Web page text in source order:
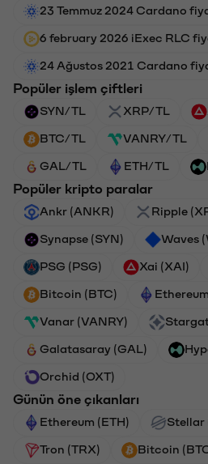
23 Temmuz 2024 Cardano
6 february 2026 iExec RLC
24 Ağustos 2021 Cardano
Popüler işlem çiftleri
SYN/TL XRP/TL
BTC/TL VANRY/TL
GAL/TL ETH/TL
Popüler kripto paralar
Ankr (ANKR) Ripple
Synapse (SYN) Waves
PSG (PSG) Xai (XAI)
Bitcoin (BTC)
Vanar (VANRY)
Galatasaray (GAL)
Orchid (OXT)
Günün öne çıkanları
Ethereum (ETH) Stellar
Tron (TRX) Bitcoin